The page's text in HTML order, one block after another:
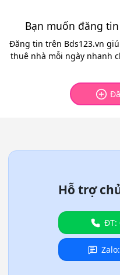
Bạn muốn đăng
Đăng tin trên Bds123.vn
thuê nhà mỗi ngày nhanh
Hỗ trợ
ĐT: